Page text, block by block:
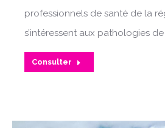
professionnels de santé de la
s’intéressent aux pathologies de
Consulter